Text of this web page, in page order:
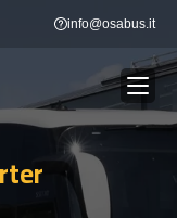
info@osabus.it
Show dropdown